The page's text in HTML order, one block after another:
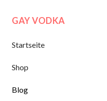
GAY VODKA
Startseite
Shop
Blog